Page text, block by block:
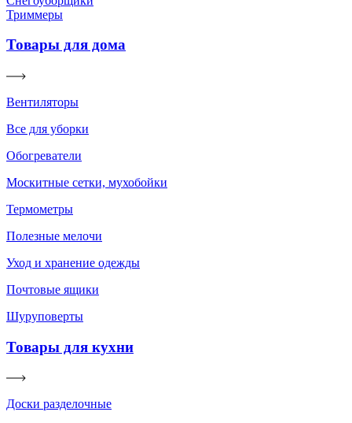
Триммеры
Товары для дома
Вентиляторы
Все для уборки
Обогреватели
Москитные сетки, мухобойки
Термометры
Полезные мелочи
Уход и хранение одежды
Почтовые ящики
Шуруповерты
Товары для кухни
Доски разделочные